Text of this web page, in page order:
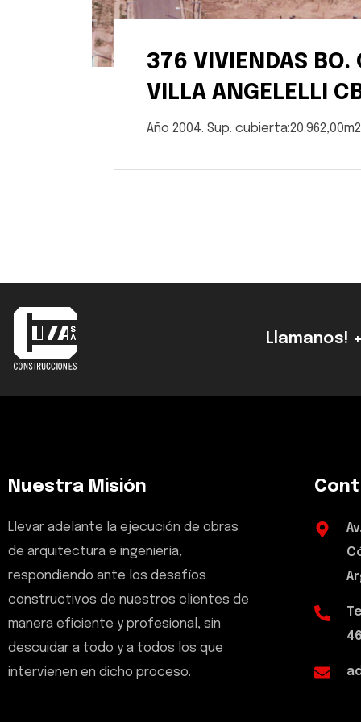
376 VIVIENDAS BO.
VILLA ANGELELLI
Año 2004. Sup. cubierta:20.962,00m2
Llamanos!
Nuestra Misión
Llevar adelante la ejecución de obras
de arquitectura e ingeniería,
respondiendo ante los desafíos
constructivos de nuestros clientes de
manera eficiente y profesional, sin
descuidar a todo y a todos los que
intervienen en dicho proceso.